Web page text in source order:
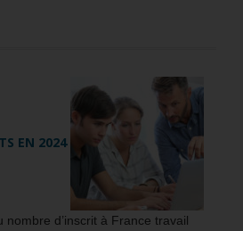
EN 2024
nombre d’inscrit à France travail